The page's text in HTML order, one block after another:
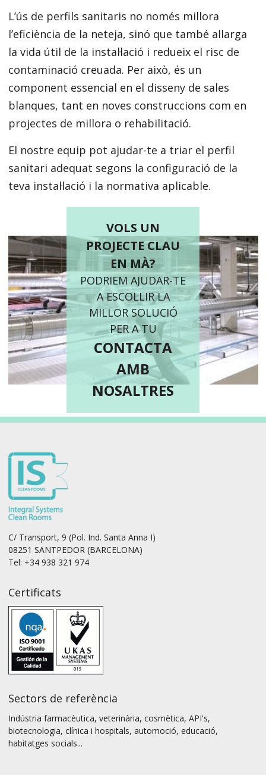
L’ús de perfils sanitaris no només millora
l’eficiència de la neteja, sinó que també allarga
la vida útil de la instal·lació i redueix el risc de
contaminació creuada. Per això, és un
component essencial en el disseny de sales
blanques, tant en noves construccions com en
projectes de millora o rehabilitació.
El nostre equip pot ajudar-te a triar el perfil
sanitari adequat segons la configuració de la
teva instal·lació i la normativa aplicable.
VOLS UN
PROJECTE CLAU
EN MÀ?
PODRIEM AJUDAR-TE
A ESCOLLIR LA
MILLOR SOLUCIÓ
PER A TU
CONTACTA
AMB
NOSALTRES
C/ Transport, 9 (Pol. Ind. Santa Anna I)
08251 SANTPEDOR (BARCELONA)
Tel: +34 938 321 974
Certificats
Sectors de referència
Indústria farmacèutica, veterinària, cosmètica, API's,
biotecnologia, clínica i hospitals, automoció, educació,
habitatges socials...